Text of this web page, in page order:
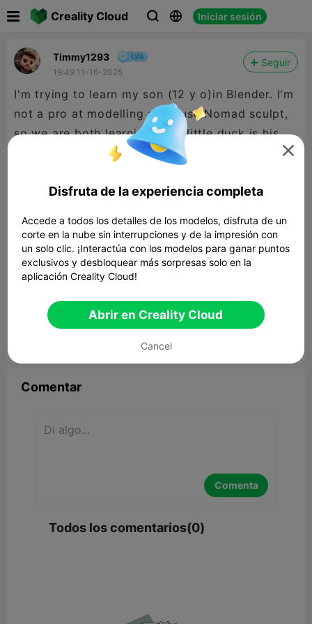
Creality Cloud   Iniciar sesión
Timmy1293
19:49 11-16-2025
Seguir
I'm trying to learn my son (12 y o)in Blender. I'm
not a pro at modelling and I use Nomad sculpt,
so we are both learning. This little duck is his
first model without help. Just want to tell you
4
Comentar
Comenta
Todos los comentarios(0)

Disfruta de la experiencia completa
Accede a todos los detalles de los modelos, disfruta de un
corte en la nube sin interrupciones y de la impresión con
un solo clic. ¡Interactúa con los modelos para ganar puntos
exclusivos y desbloquear más sorpresas solo en la
aplicación Creality Cloud!
Abrir en Creality Cloud
Cancel